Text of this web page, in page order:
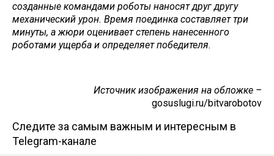
созданные командами роботы наносят друг другу
механический урон. Время поединка составляет три
минуты, а жюри оценивает степень нанесенного
роботами ущерба и определяет победителя.
Источник изображения на обложке –
gosuslugi.ru/bitvarobotov
Следите за самым важным и интересным в
Telegram-канале